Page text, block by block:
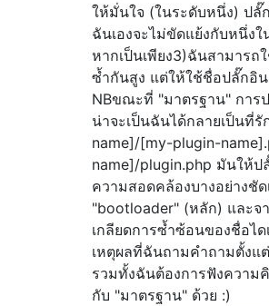
ให้มั่นใจ (ในระดับหนึ่ง) ป
ฉันเองจะไม่ขัดแย้งกับหนึ่งใ
หากเป็นเพียง3)ฉันสามารถ
ซ้ำกันสูง แต่ให้ใช้ชื่อปลั๊กอิ
NBขณะที่ "มาตรฐาน" การ
น่าจะเป็นฉันได้กลายเป็นที่
name]/[my-plugin-
name]/plugin.php มันให้
ความสอดคล้องบางอย่างชัด
"bootloader" (หลัก) และจ
เกลียดการซ้ำซ้อนของชื่อไ
เหตุผลที่ฉันถามคำถามตั้งแ
รวมทั้งฉันต้องการฟังความ
กับ "มาตรฐาน" ด้วย :)